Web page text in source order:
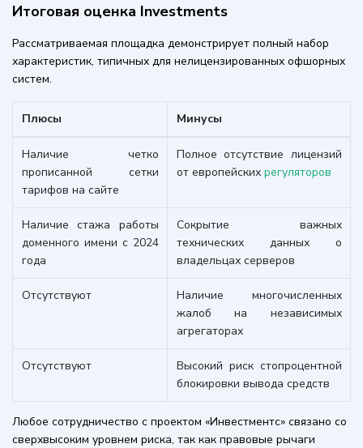
Итоговая оценка Investments
Рассматриваемая площадка демонстрирует полный набор
характеристик, типичных для нелицензированных офшорных
систем.
Плюсы Минусы
Наличие четко
прописанной сетки
тарифов на сайте
Полное отсутствие лицензий
от европейских регуляторов
Наличие стажа работы
доменного имени с 2024
года
Сокрытие важных
технических данных о
владельцах серверов
Отсутствуют
Наличие многочисленных
жалоб на независимых
агрегаторах
Отсутствуют
Высокий риск стопроцентной
блокировки вывода средств
Любое сотрудничество с проектом «Инвестментс» связано со
сверхвысоким уровнем риска, так как правовые рычаги